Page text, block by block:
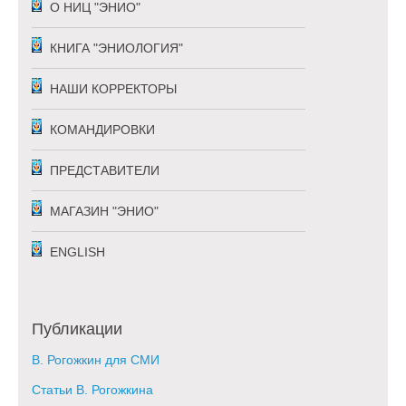
О НИЦ "ЭНИО"
КНИГА "ЭНИОЛОГИЯ"
НАШИ КОРРЕКТОРЫ
КОМАНДИРОВКИ
ПРЕДСТАВИТЕЛИ
МАГАЗИН "ЭНИО"
ENGLISH
Публикации
В. Рогожкин для СМИ
Статьи В. Рогожкина